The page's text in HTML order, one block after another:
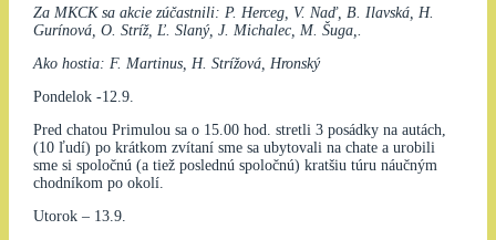
Za MKCK sa akcie zúčastnili: P. Herceg, V. Naď, B. Ilavská, H.
Gurínová, O. Stríž, Ľ. Slaný, J. Michalec, M. Šuga,.
Ako hostia: F. Martinus, H. Strížová, Hronský
Pondelok -12.9.
Pred chatou Primulou sa o 15.00 hod. stretli 3 posádky na autách,
(10 ľudí) po krátkom zvítaní sme sa ubytovali na chate a urobili
sme si spoločnú (a tiež poslednú spoločnú) kratšiu túru náučným
chodníkom po okolí.
Utorok – 13.9.